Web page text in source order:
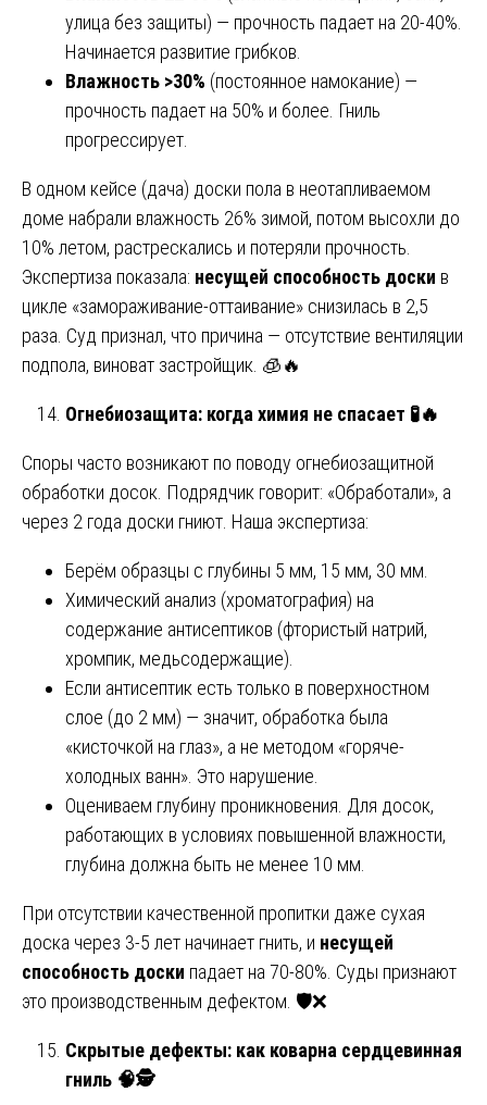
улица без защиты) — прочность падает на 20-40%.
Начинается развитие грибков.
Влажность >30% (постоянное намокание) —
прочность падает на 50% и более. Гниль
прогрессирует.
В одном кейсе (дача) доски пола в неотапливаемом
доме набрали влажность 26% зимой, потом высохли до
10% летом, растрескались и потеряли прочность.
Экспертиза показала: несущей способность доски в
цикле «замораживание-оттаивание» снизилась в 2,5
раза. Суд признал, что причина — отсутствие вентиляции
подпола, виноват застройщик. 🧊🔥
Огнебиозащита: когда химия не спасает 🧪🔥
Споры часто возникают по поводу огнебиозащитной
обработки досок. Подрядчик говорит: «Обработали», а
через 2 года доски гниют. Наша экспертиза:
Берём образцы с глубины 5 мм, 15 мм, 30 мм.
Химический анализ (хроматография) на
содержание антисептиков (фтористый натрий,
хромпик, медьсодержащие).
Если антисептик есть только в поверхностном
слое (до 2 мм) — значит, обработка была
«кисточкой на глаз», а не методом «горяче-
холодных ванн». Это нарушение.
Оцениваем глубину проникновения. Для досок,
работающих в условиях повышенной влажности,
глубина должна быть не менее 10 мм.
При отсутствии качественной пропитки даже сухая
доска через 3-5 лет начинает гнить, и несущей
способность доски падает на 70-80%. Суды признают
это производственным дефектом. 🛡️❌
Скрытые дефекты: как коварна сердцевинная
гниль 🧠🕵